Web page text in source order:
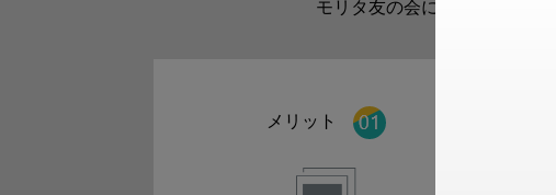
モリタ友の会に登録いただく
メリット